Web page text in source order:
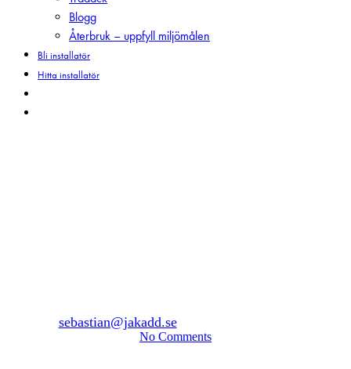
Blogg
Återbruk – uppfyll miljömålen
Bli installatör
Hitta installatör
sebastian@jakadd.se18 juni, 2023
No Comments